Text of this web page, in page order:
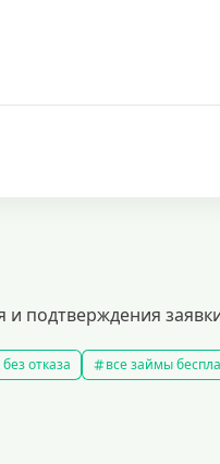
и подтверждения
отказа
все займы